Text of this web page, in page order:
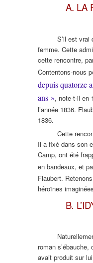
A. LA
S’il est vrai
femme. Cette
cette rencontre,
Contentons-nous
depuis quatorze
ans », note-t-il en
l’année 1836.
1836.
Cette
Il a fixé dans son
Camp, ont été
en bandeaux, et
Flaubert.
héroïnes
B.
roman
avait produit sur